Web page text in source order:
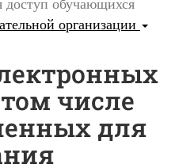
доступ обучающихся
организации
числе
для